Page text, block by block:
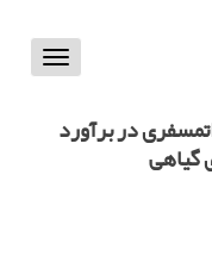
Toggle
در برآورد
گیاهی